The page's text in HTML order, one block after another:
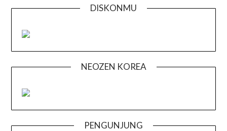
DISKONMU
NEOZEN KOREA
PENGUNJUNG